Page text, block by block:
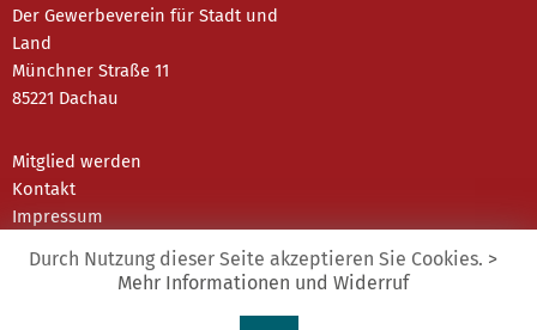
Der Gewerbeverein für Stadt und
Land
Münchner Straße 11
85221 Dachau
Mitglied werden
Kontakt
Impressum
Durch Nutzung dieser Seite akzeptieren Sie Cookies. >
Mehr Informationen und Widerruf